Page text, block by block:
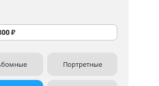
₽
Портретные